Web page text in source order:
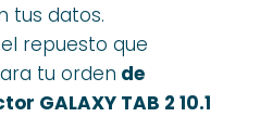
tus datos.
repuesto que
tu orden de
GALAXY TAB 2 10.1